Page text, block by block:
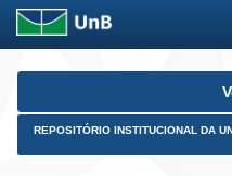
Skip
REPOSITÓRIO INSTITUCIONAL DA